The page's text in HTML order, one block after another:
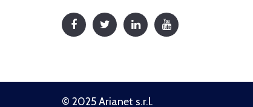
© 2025 Arianet s.r.l.